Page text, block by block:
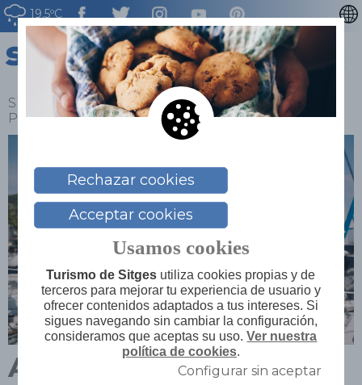
19.5ºC
CATALÀ
ENGLISH
FRANÇAIS
Sitges > Explora > Testimonios y anfitriones >
Personas > Antonio Ferrer
Antonio Ferrer
Rechazar cookies
Acceptar cookies
Usamos cookies
Turismo de Sitges utiliza cookies propias y de
terceros para mejorar tu experiencia de usuario y
ofrecer contenidos adaptados a tus intereses. Si
sigues navegando sin cambiar la configuración,
consideramos que aceptas su uso.Ver nuestra
política de cookies.
Configurar sin aceptar